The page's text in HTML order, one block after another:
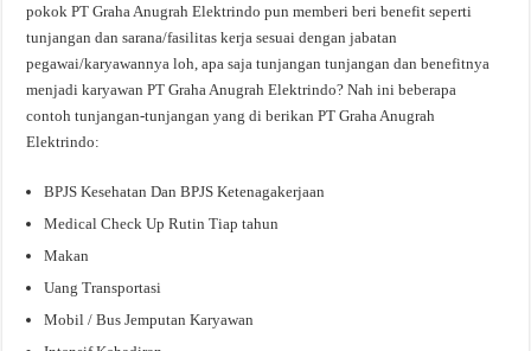
pokok PT Graha Anugrah Elektrindo pun memberi beri benefit seperti
tunjangan dan sarana/fasilitas kerja sesuai dengan jabatan
pegawai/karyawannya loh, apa saja tunjangan tunjangan dan benefitnya
menjadi karyawan PT Graha Anugrah Elektrindo? Nah ini beberapa
contoh tunjangan-tunjangan yang di berikan PT Graha Anugrah
Elektrindo:
BPJS Kesehatan Dan BPJS Ketenagakerjaan
Medical Check Up Rutin Tiap tahun
Makan
Uang Transportasi
Mobil / Bus Jemputan Karyawan